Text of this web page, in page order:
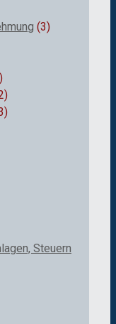
(3)
Steuern